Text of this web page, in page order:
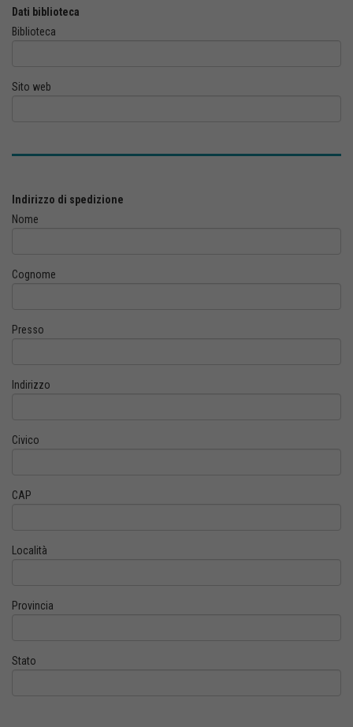
Dati biblioteca
Biblioteca
Sito web
Indirizzo di spedizione
Nome
Cognome
Presso
Indirizzo
Civico
CAP
Località
Provincia
Stato